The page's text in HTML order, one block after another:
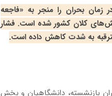
زمان بحران را منجر به «فاجعه
کلان کشور شده است. فشار
به شدت کاهش داده است.
بازنشسته، دانشگاهیان و بخش